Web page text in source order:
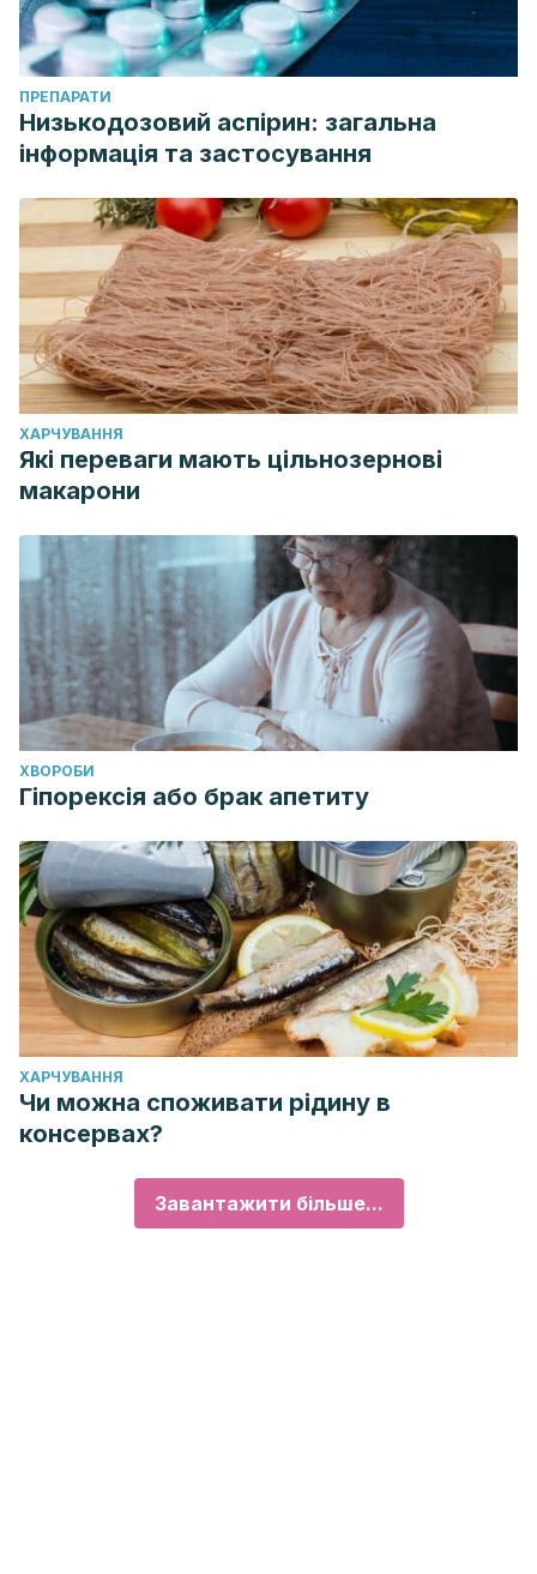
ПРЕПАРАТИ
Низькодозовий аспірин: загальна
інформація та застосування
ХАРЧУВАННЯ
Які переваги мають цільнозернові
макарони
ХВОРОБИ
Гіпорексія або брак апетиту
ХАРЧУВАННЯ
Чи можна споживати рідину в
консервах?
Завантажити більше...